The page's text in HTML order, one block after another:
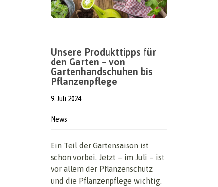
Unsere Produkttipps für
den Garten – von
Gartenhandschuhen bis
Pflanzenpflege
9. Juli 2024
News
Ein Teil der Gartensaison ist
schon vorbei. Jetzt – im Juli – ist
vor allem der Pflanzenschutz
und die Pflanzenpflege wichtig.